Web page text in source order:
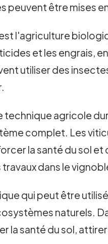
peuvent être mises
l'agriculture
et les engrais,
utiliser des
agricole
complet. Les
la santé du sol
dans le
qui peut être
naturels.
la santé du sol,